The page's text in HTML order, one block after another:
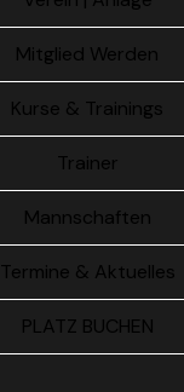
Mitglied Werden
Kurse & Trainings
Trainer
Mannschaften
Termine & Aktuelles
PLATZ BUCHEN